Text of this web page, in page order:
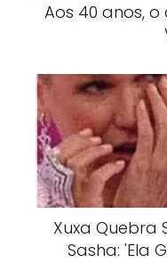
Aos 40 anos,
Xuxa Quebra
Sasha: 'Ela